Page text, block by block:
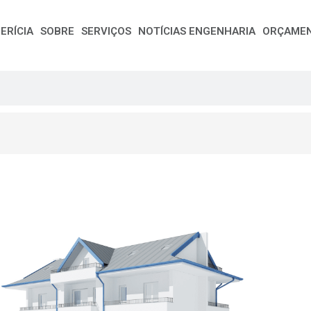
SOBRE SERVIÇOS NOTÍCIAS ENGENHARIA